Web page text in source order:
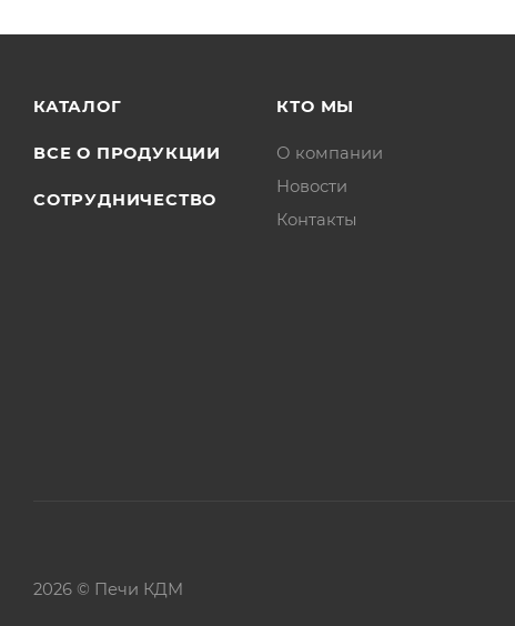
КАТАЛОГ
ВСЕ О ПРОДУКЦИИ
СОТРУДНИЧЕСТВО
КТО МЫ
О компании
Новости
Контакты
2026 © Печи КДМ